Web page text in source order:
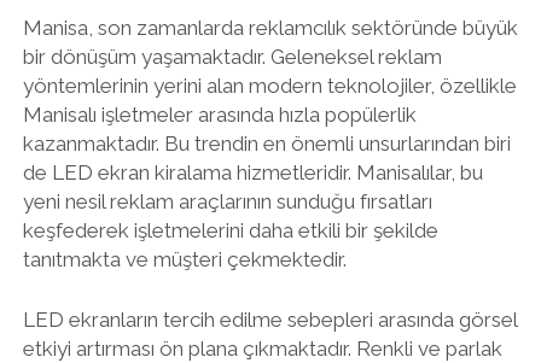
Manisa, son zamanlarda reklamcılık sektöründe büyük
bir dönüşüm yaşamaktadır. Geleneksel reklam
yöntemlerinin yerini alan modern teknolojiler, özellikle
Manisalı işletmeler arasında hızla popülerlik
kazanmaktadır. Bu trendin en önemli unsurlarından biri
de LED ekran kiralama hizmetleridir. Manisalılar, bu
yeni nesil reklam araçlarının sunduğu fırsatları
keşfederek işletmelerini daha etkili bir şekilde
tanıtmakta ve müşteri çekmektedir.
LED ekranların tercih edilme sebepleri arasında görsel
etkiyi artırması ön plana çıkmaktadır. Renkli ve parlak